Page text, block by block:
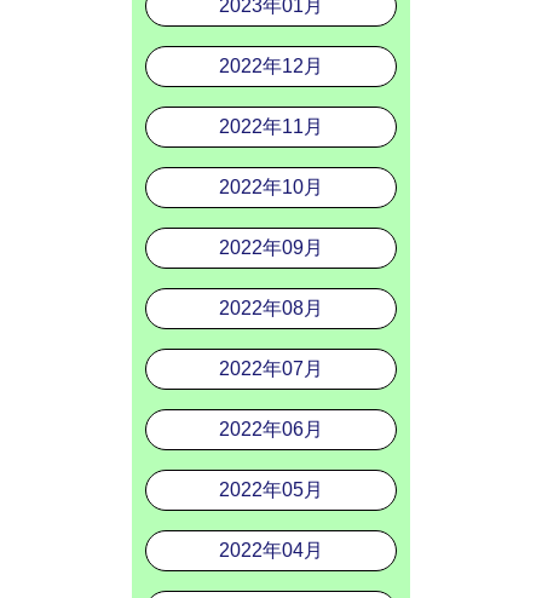
2023年01月
2022年12月
2022年11月
2022年10月
2022年09月
2022年08月
2022年07月
2022年06月
2022年05月
2022年04月